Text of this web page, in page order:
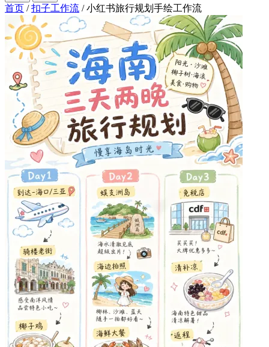
首页 / 扣子工作流 / 小红书旅行规划手绘工作流